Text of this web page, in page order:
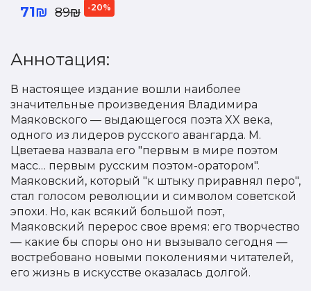
71₪ 89₪ -20%
Аннотация:
В настоящее издание вошли наиболее
значительные произведения Владимира
Маяковского — выдающегося поэта XX века,
одного из лидеров русского авангарда. М.
Цветаева назвала его "первым в мире поэтом
масс… первым русским поэтом-оратором".
Маяковский, который "к штыку приравнял перо",
стал голосом революции и символом советской
эпохи. Но, как всякий большой поэт,
Маяковский перерос свое время: его творчество
— какие бы споры оно ни вызывало сегодня —
востребовано новыми поколениями читателей,
его жизнь в искусстве оказалась долгой.